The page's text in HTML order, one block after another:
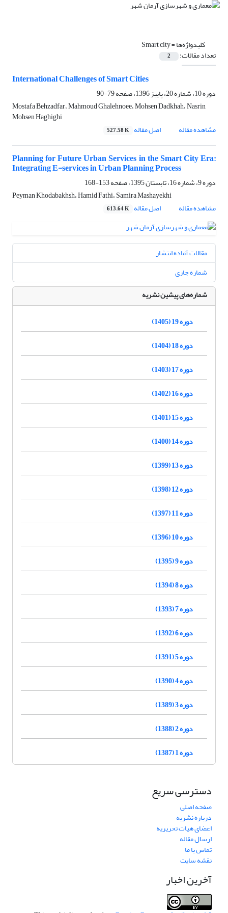
کلیدواژه‌ها =Smart city
تعداد مقالات: 2
International Challenges of Smart Cities
دوره 10، شماره 20، پاییز 1396، صفحه
79-90
Mostafa Behzadfar، Mahmoud Ghalehnoee، Mohsen Dadkhah، Nasrin
Mohsen Haghighi
مشاهده مقاله
اصل مقاله 527.58 K
Planning for Future Urban Services in the Smart City Era:
Integrating E-services in Urban Planning Process
دوره 9، شماره 16، تابستان 1395، صفحه
153-168
Peyman Khodabakhsh، Hamid Fathi، Samira Mashayekhi
مشاهده مقاله
اصل مقاله 613.64 K
مقالات آماده انتشار
شماره جاری
شماره‌های پیشین نشریه
دوره 19 (1405)
دوره 18 (1404)
دوره 17 (1403)
دوره 16 (1402)
دوره 15 (1401)
دوره 14 (1400)
دوره 13 (1399)
دوره 12 (1398)
دوره 11 (1397)
دوره 10 (1396)
دوره 9 (1395)
دوره 8 (1394)
دوره 7 (1393)
دوره 6 (1392)
دوره 5 (1391)
دوره 4 (1390)
دوره 3 (1389)
دوره 2 (1388)
دوره 1 (1387)
دسترسی سریع
صفحه اصلی
درباره نشریه
اعضای هیات تحریریه
ارسال مقاله
تماس با ما
نقشه سایت
آخرین اخبار